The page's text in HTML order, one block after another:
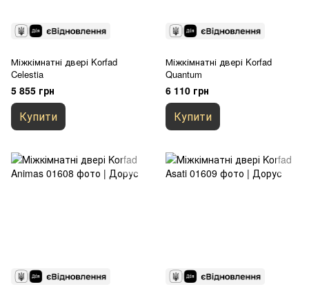
Міжкімнатні двері Korfad
Celestia
5 855 грн
Купити
Міжкімнатні двері Korfad
Quantum
6 110 грн
Купити